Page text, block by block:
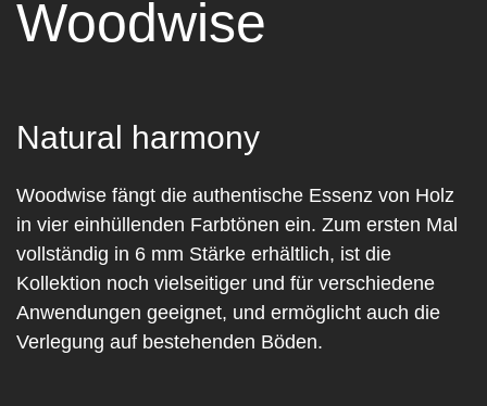
Woodwise
Natural harmony
Woodwise fängt die authentische Essenz von Holz
in vier einhüllenden Farbtönen ein. Zum ersten Mal
vollständig in 6 mm Stärke erhältlich, ist die
Kollektion noch vielseitiger und für verschiedene
Anwendungen geeignet, und ermöglicht auch die
Verlegung auf bestehenden Böden.